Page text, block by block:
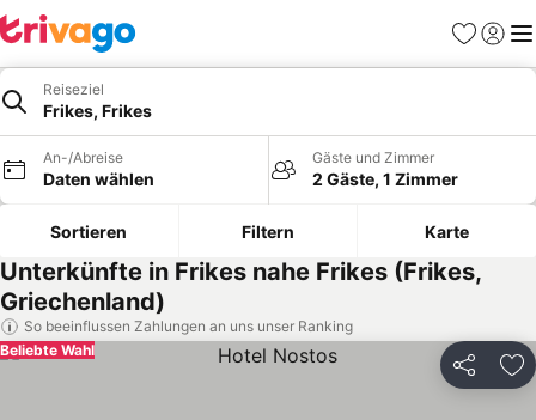
Favoriten
Reiseziel
Frikes, Frikes
An-/Abreise
Daten wählen
Gäste und Zimmer
2 Gäste, 1 Zimmer
Sortieren Filtern Karte
Unterkünfte in Frikes nahe Frikes (Frikes,
Griechenland)
So beeinflussen Zahlungen an uns unser Ranking
Teilen
Beliebte Wahl